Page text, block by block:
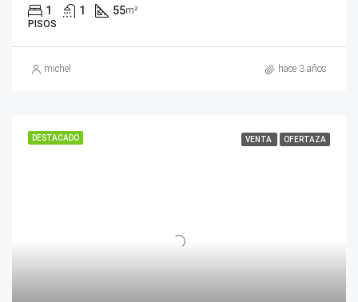
1 1 55m²
PISOS
michel hace 3 años
DESTACADO VENTA OFERTAZA